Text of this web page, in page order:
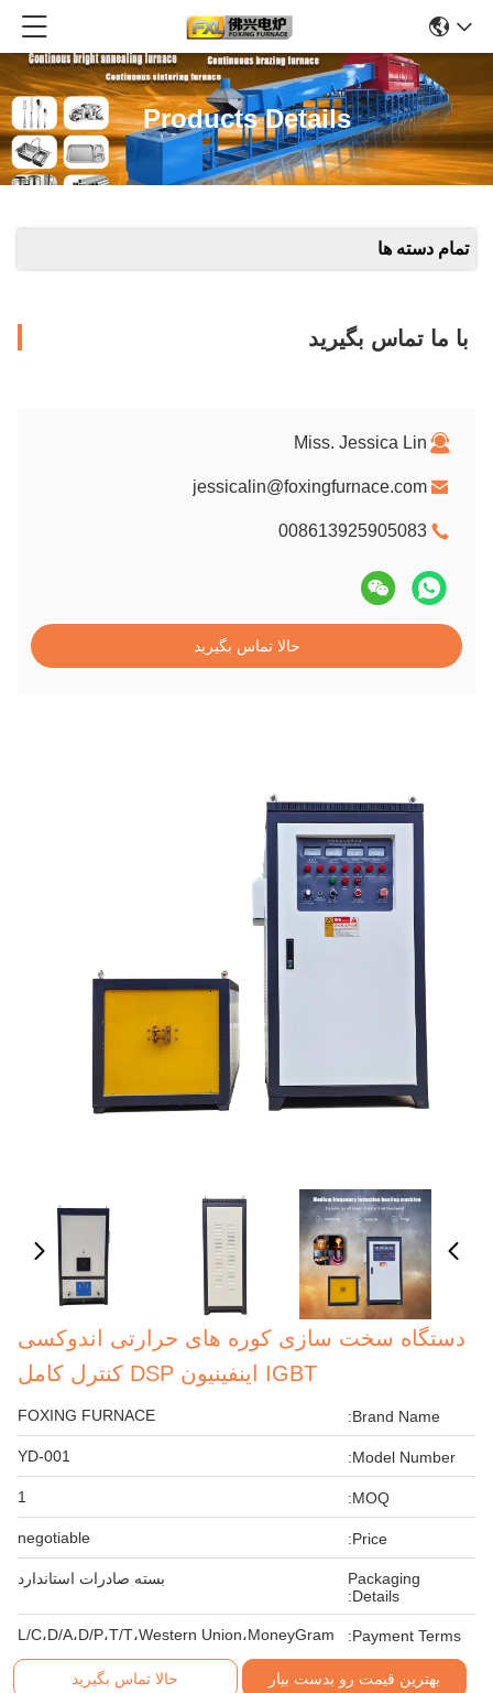
Products Details
تمام دسته ها
با ما تماس بگیرید
Miss. Jessica Lin
jessicalin@foxingfurnace.com
008613925905083
حالا تماس بگیرید
دستگاه سخت سازی کوره های حرارتی اندوکسی
IGBT اینفینیون DSP کنترل کامل
Brand Name:
FOXING FURNACE
Model Number:
YD-001
MOQ:
1
Price:
negotiable
Packaging
Details:
بسته صادرات استاندارد
Payment Terms: L/C،D/A،D/P،T/T،Western Union،MoneyGram
بهترین قیمت رو بدست بیار حالا تماس بگیرید